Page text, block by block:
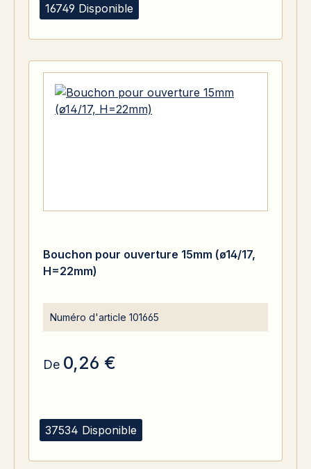
16749 Disponible
37534 Disponible
Bouchon pour ouverture 15mm (ø14/17,
H=22mm)
Numéro d'article 101665
De 0,26 €